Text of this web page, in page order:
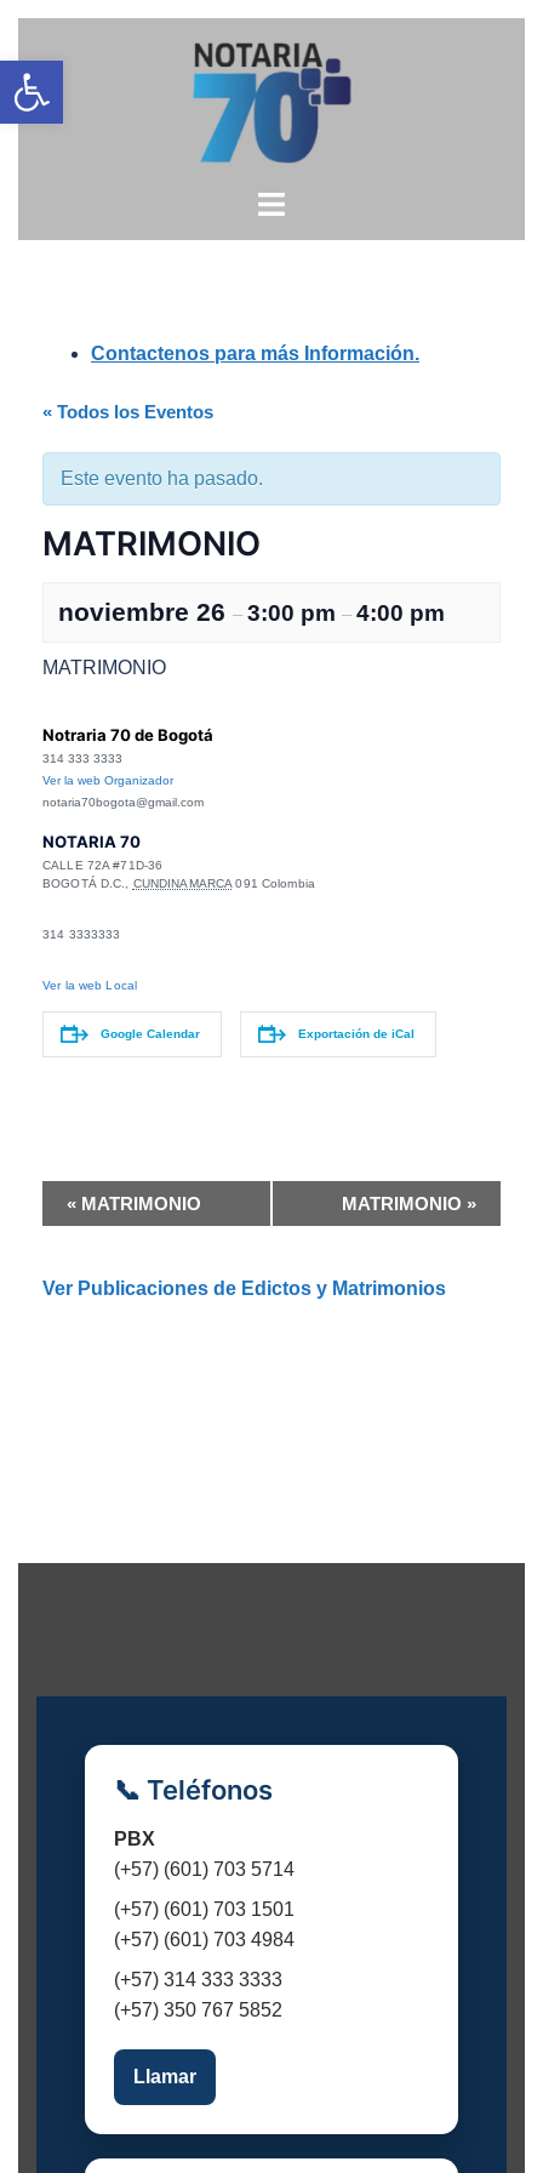
Open toolbar
al
contenido
Contactenos para más Información.
« Todos los Eventos
Este evento ha pasado.
MATRIMONIO
noviembre 26 – 3:00 pm – 4:00 pm
MATRIMONIO
Notraria 70 de Bogotá
314 333 3333
Ver la web Organizador
notaria70bogota@gmail.com
NOTARIA 70
CALLE 72A #71D-36
BOGOTÁ D.C.
CUNDINAMARCA 091 Colombia
314 3333333
Ver la web Local
Google Calendar Exportación de iCal
a
e
E
t
« MATRIMONIO MATRIMONIO »
Ver Publicaciones de Edictos y Matrimonios
📞 Teléfonos
PBX
(+57) (601) 703 5714
(+57) (601) 703 1501
(+57) (601) 703 4984
(+57) 314 333 3333
(+57) 350 767 5852
Llamar